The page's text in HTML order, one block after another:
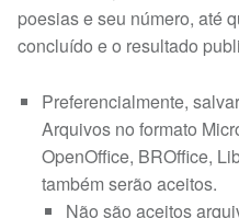
poesias e seu número, até
concluído e o resultado
Preferencialmente,
Arquivos no formato
OpenOffice, BROffice,
também serão aceitos.
Não são aceitos